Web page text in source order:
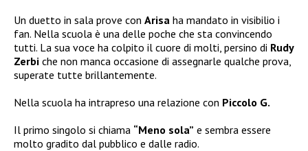
Un duetto in sala prove con Arisa ha mandato in visibilio i
fan. Nella scuola è una delle poche che sta convincendo
tutti. La sua voce ha colpito il cuore di molti, persino di Rudy
Zerbi che non manca occasione di assegnarle qualche prova,
superate tutte brillantemente.
Nella scuola ha intrapreso una relazione con Piccolo G.
Il primo singolo si chiama “Meno sola” e sembra essere
molto gradito dal pubblico e dalle radio.